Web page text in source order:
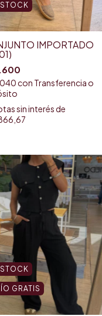
IMPORTADO
con Transferencia o
sin interés de
GRATIS